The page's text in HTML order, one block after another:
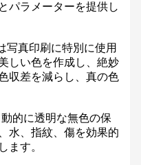
パラメーターを提供し
写真印刷に特別に使用
しい色を作成し、絶妙
収差を減らし、真の色
的に透明な無色の保
水、指紋、傷を効果的
ます。